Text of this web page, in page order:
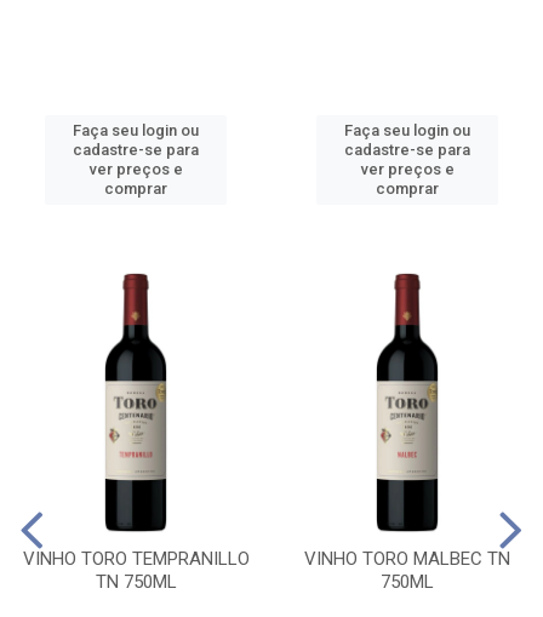
Faça seu login ou
cadastre-se para
ver preços e
comprar
Faça seu login ou
cadastre-se para
ver preços e
comprar
VINHO TORO TEMPRANILLO
TN 750ML
VINHO TORO MALBEC TN
750ML